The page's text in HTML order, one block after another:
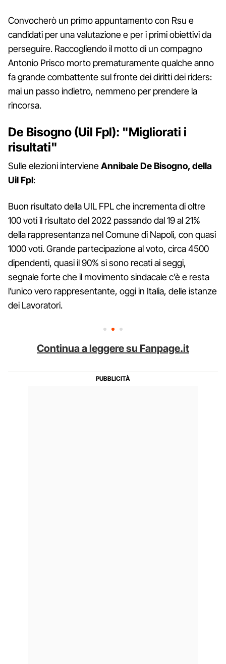
Convocherò un primo appuntamento con Rsu e
candidati per una valutazione e per i primi obiettivi da
perseguire. Raccogliendo il motto di un compagno
Antonio Prisco morto prematuramente qualche anno
fa grande combattente sul fronte dei diritti dei riders:
mai un passo indietro, nemmeno per prendere la
rincorsa.
De Bisogno (Uil Fpl): "Migliorati i
risultati"
Sulle elezioni intervieneAnnibale De Bisogno, della
Uil Fpl:
Buon risultato della UIL FPL che incrementa di oltre
100 voti il risultato del 2022 passando dal 19 al 21%
della rappresentanza nel Comune di Napoli, con quasi
1000 voti. Grande partecipazione al voto, circa 4500
dipendenti, quasi il 90% si sono recati ai seggi,
segnale forte che il movimento sindacale c’è e resta
l’unico vero rappresentante, oggi in Italia, delle istanze
dei Lavoratori.
Continua a leggere su Fanpage.it